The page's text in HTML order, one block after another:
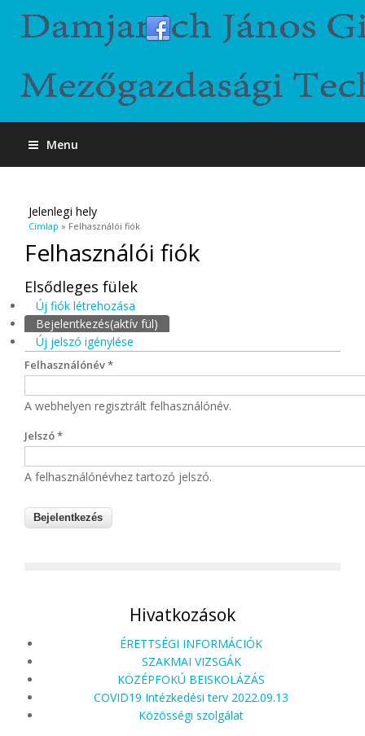
Menu
Jelenlegi hely
Címlap » Felhasználói fiók
Felhasználói fiók
Elsődleges fülek
Új fiók létrehozása
Bejelentkezés(aktív fül)
Új jelszó igénylése
Felhasználónév*
A webhelyen regisztrált felhasználónév.
Jelszó*
A felhasználónévhez tartozó jelszó.
Hivatkozások
ÉRETTSÉGI INFORMÁCIÓK
SZAKMAI VIZSGÁK
KÖZÉPFOKÚ BEISKOLÁZÁS
COVID19 Intézkedési terv 2022.09.13
Közösségi szolgálat